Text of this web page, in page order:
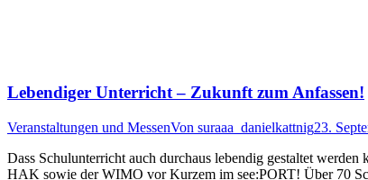
Lebendiger Unterricht – Zukunft zum Anfassen!
Veranstaltungen und MessenVon suraaa_danielkattnig23.
Dass Schulunterricht auch durchaus lebendig gestaltet
HAK sowie der WIMO vor Kurzem im see:PORT! Über 70